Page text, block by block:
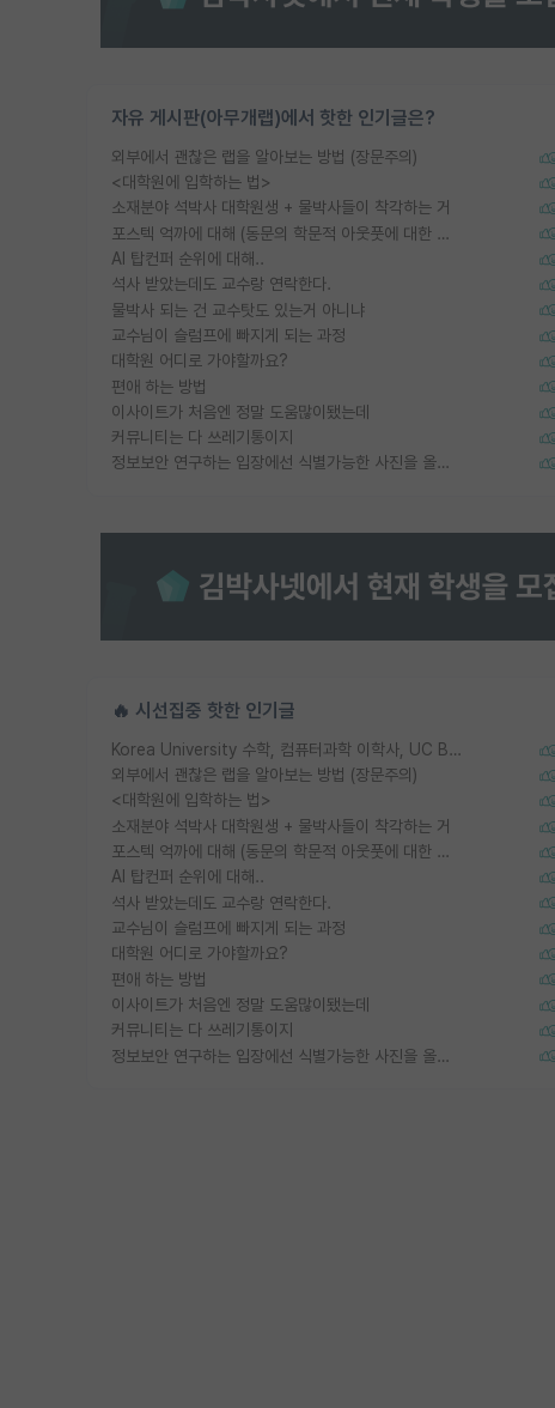
자유 게시판(아무개랩)에서 핫한 인기글은?
외부에서 괜찮은 랩을 알아보는 방법 (장문주의)
<대학원에 입학하는 법>
소재분야 석박사 대학원생 + 물박사들이 착각하는 거
포스텍 억까에 대해 (동문의 학문적 아웃풋에 대한 반박)
AI 탑컨퍼 순위에 대해..
석사 받았는데도 교수랑 연락한다.
물박사 되는 건 교수탓도 있는거 아니냐
교수님이 슬럼프에 빠지게 되는 과정
대학원 어디로 가야할까요?
편애 하는 방법
이사이트가 처음엔 정말 도움많이됐는데
커뮤니티는 다 쓰레기통이지
정보보안 연구하는 입장에선 식별가능한 사진을 올리는건 비추이긴함
🔥 시선집중 핫한 인기글
Korea University 수학, 컴퓨터과학 이학사, UC Berkeley 산업공학 대학원 공학박사가 되는 것은 쉽지 않겠죠?
외부에서 괜찮은 랩을 알아보는 방법 (장문주의)
<대학원에 입학하는 법>
소재분야 석박사 대학원생 + 물박사들이 착각하는 거
포스텍 억까에 대해 (동문의 학문적 아웃풋에 대한 반박)
AI 탑컨퍼 순위에 대해..
석사 받았는데도 교수랑 연락한다.
교수님이 슬럼프에 빠지게 되는 과정
대학원 어디로 가야할까요?
편애 하는 방법
이사이트가 처음엔 정말 도움많이됐는데
커뮤니티는 다 쓰레기통이지
정보보안 연구하는 입장에선 식별가능한 사진을 올리는건 비추이긴함